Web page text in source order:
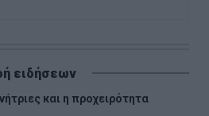
ειδήσεων
και η προχειρότητα